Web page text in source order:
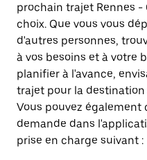
prochain trajet Rennes -
choix. Que vous vous
d'autres personnes,
à vos besoins et à votre
planifier à l'avance,
trajet pour la
Vous pouvez
demande dans
prise en charge suivant :